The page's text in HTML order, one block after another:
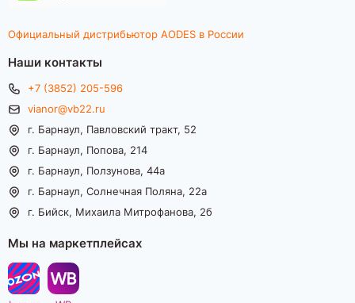
Официальный дистрибьютор AODES в России
Наши контакты
+7 (3852) 205-596
vianor@vb22.ru
г. Барнаул, Павловский тракт, 52
г. Барнаул, Попова, 214
г. Барнаул, Ползунова, 44а
г. Барнаул, Солнечная Поляна, 22а
г. Бийск, Михаила Митрофанова, 2б
Мы на маркетплейсах